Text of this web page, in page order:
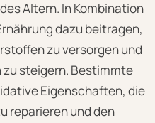
Altern. In Kombination
dazu beitragen,
zu versorgen und
steigern. Bestimmte
Eigenschaften, die
reparieren und den